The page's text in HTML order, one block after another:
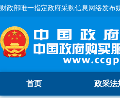
财政部唯一指定政府采购信息网络发布
首页 政采法